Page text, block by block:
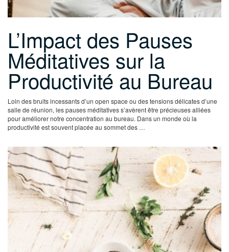
L’Impact des Pauses
Méditatives sur la
Productivité au Bureau
Loin des bruits incessants d’un open space ou des tensions délicates d’une
salle de réunion, les pauses méditatives s’avèrent être précieuses alliées
pour améliorer notre concentration au bureau. Dans un monde où la
productivité est souvent placée au sommet des …